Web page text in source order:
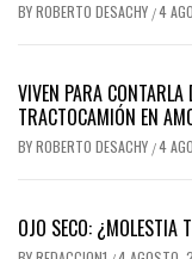
BYROBERTO DESACHY /4
VIVEN PARA
TRACTOCAMIÓN EN
BYROBERTO DESACHY /4
OJO SECO: ¿MOLESTIA